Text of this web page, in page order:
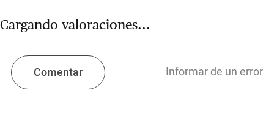
Cargando valoraciones...
Comentar Informar de un error